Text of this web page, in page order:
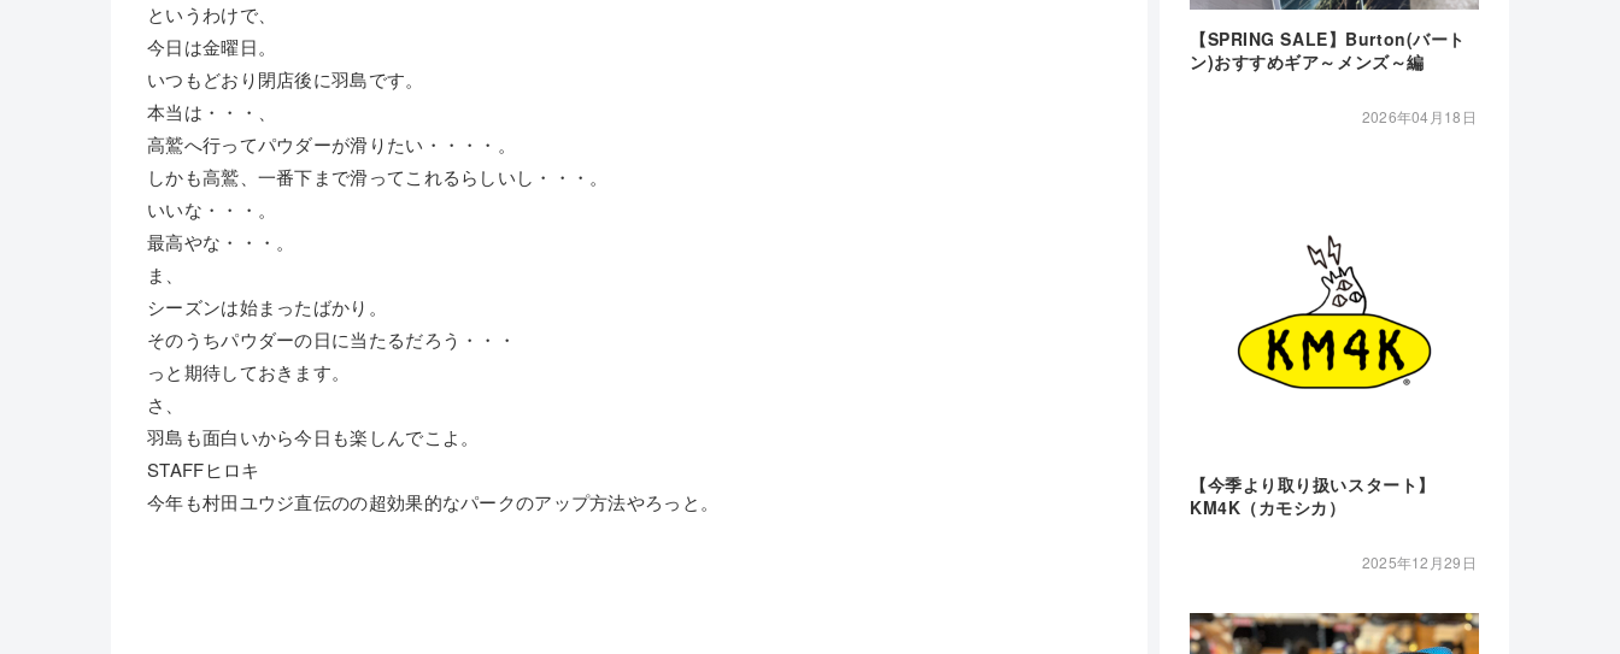
というわけで、
今日は金曜日。
いつもどおり閉店後に羽島です。
本当は・・・、
高鷲へ行ってパウダーが滑りたい・・・・。
しかも高鷲、一番下まで滑ってこれるらしいし・・・。
いいな・・・。
最高やな・・・。
ま、
シーズンは始まったばかり。
そのうちパウダーの日に当たるだろう・・・
っと期待しておきます。
さ、
羽島も面白いから今日も楽しんでこよ。
STAFFヒロキ
今年も村田ユウジ直伝のの超効果的なパークのアップ方法やろっと。
【SPRING SALE】Burton(バート
ン)おすすめギア～メンズ～編
2026年04月18日
【今季より取り扱いスタート】
KM4K（カモシカ）
2025年12月29日